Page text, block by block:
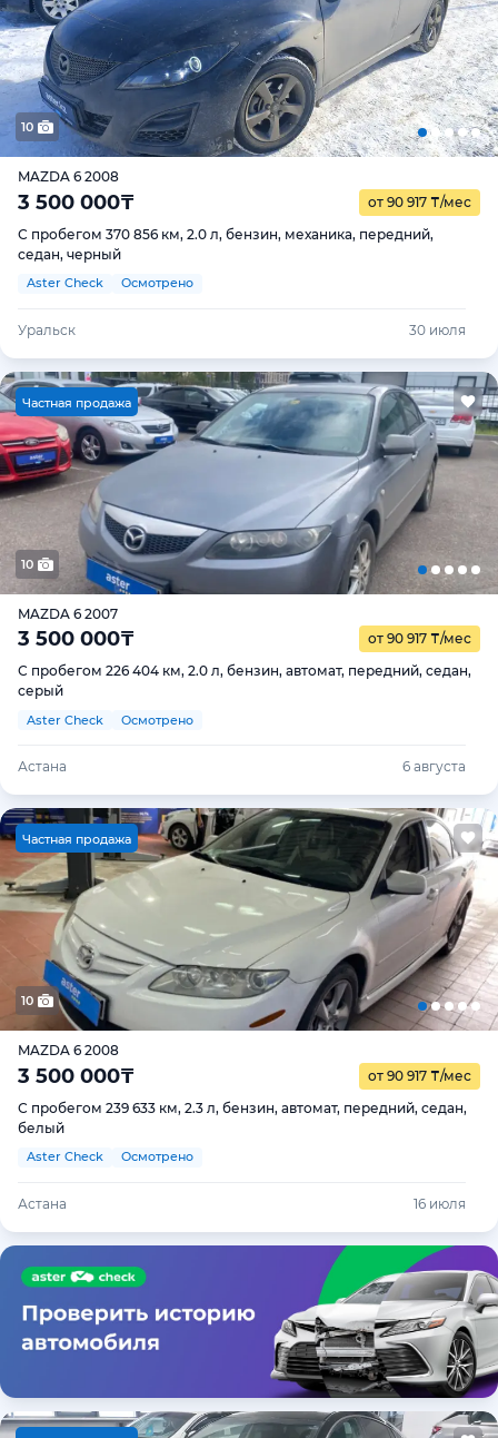
10
MAZDA 6 2008
3 500 000₸ от 90 917 ₸/мес
С пробегом 370 856 км, 2.0 л, бензин, механика, передний,
седан, черный
Aster Check Осмотрено
Уральск 30 июля
Частная продажа
10
MAZDA 6 2007
3 500 000₸ от 90 917 ₸/мес
С пробегом 226 404 км, 2.0 л, бензин, автомат, передний, седан,
серый
Aster Check Осмотрено
Астана 6 августа
Частная продажа
10
MAZDA 6 2008
3 500 000₸ от 90 917 ₸/мес
С пробегом 239 633 км, 2.3 л, бензин, автомат, передний, седан,
белый
Aster Check Осмотрено
Астана 16 июля